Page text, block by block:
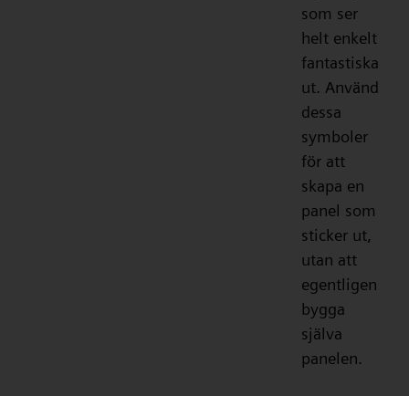
som ser
helt enkelt
fantastiska
ut. Använd
dessa
symboler
för att
skapa en
panel som
sticker ut,
utan att
egentligen
bygga
själva
panelen.